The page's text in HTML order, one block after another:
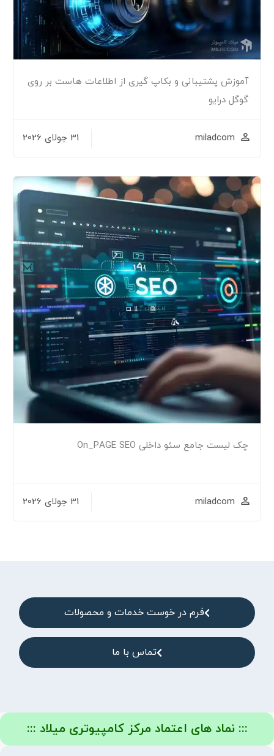
آموزش پشتیبانی و بکاپ گیری از اطلاعات هاست بر روی
گوگل درایو
miladcom 31 جولای 2026
چک لیست جامع سئو داخلی On_PAGE SEO
miladcom 31 جولای 2026
فرم در خوست خدمات و محصولات
تماس با ما
::: نماد های اعتماد مرکز کامپیوتری میلاد :::